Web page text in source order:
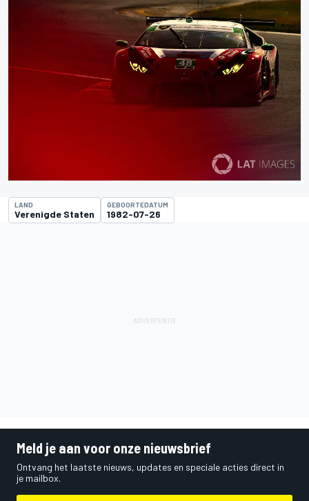
LAND
Verenigde Staten
GEBOORTEDATUM
1982-07-26
Meld je aan voor onze nieuwsbrief
Ontvang het laatste nieuws, updates en speciale acties direct in
je mailbox.